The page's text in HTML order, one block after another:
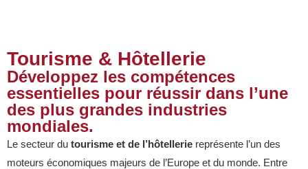
Tourisme & Hôtellerie
Développez les compétences
essentielles pour réussir dans l’une
des plus grandes industries
mondiales.
Le secteur du tourisme et de l’hôtellerie représente l’un des
moteurs économiques majeurs de l’Europe et du monde. Entre